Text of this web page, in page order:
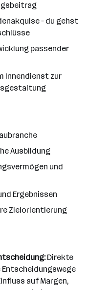
– du gehst
passender
Innendienst zur
Ausbildung
und
Ergebnissen
Zielorientierung
Direkte
auf Margen,